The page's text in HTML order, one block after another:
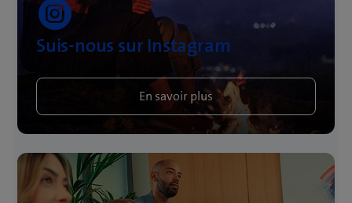
Suis-nous sur Instagram
En savoir plus